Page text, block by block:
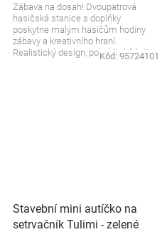
Zábava na dosah! Dvoupatrová
hasičská stanice s doplňky
poskytne malým hasičům hodiny
zábavy a kreativního hraní.
Realistický design, pohyblivé části a
Kód: 95724101
Stavební mini autíčko na
setrvačník Tulimi - zelené